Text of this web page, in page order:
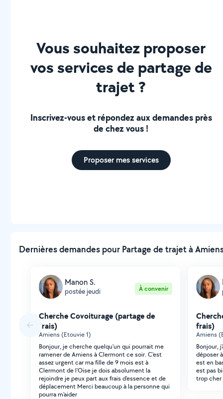
Vous souhaitez proposer
vos services de partage de
trajet ?
Inscrivez-vous et répondez aux demandes près
de chez vous !
Proposer mes services
Dernières demandes pour Partage de trajet à
Manon S.
postée jeudi À convenir
Cherche Covoiturage (partage de
frais)
Amiens (Etouvie 1)
Bonjour, je cherche quelqu'un qui pourrait me
ramener de Amiens à Clermont ce soir. C'est
assez urgent car ma fille de 9 mois est à
Clermont de l'Oise je dois absolument la
rejoindre je peux part aux frais d'essence et de
déplacement Merci beaucoup à la personne qui
pourra m'aider
frais)
Amiens
Bonjour,
déposer
est en
est pas
trop cher